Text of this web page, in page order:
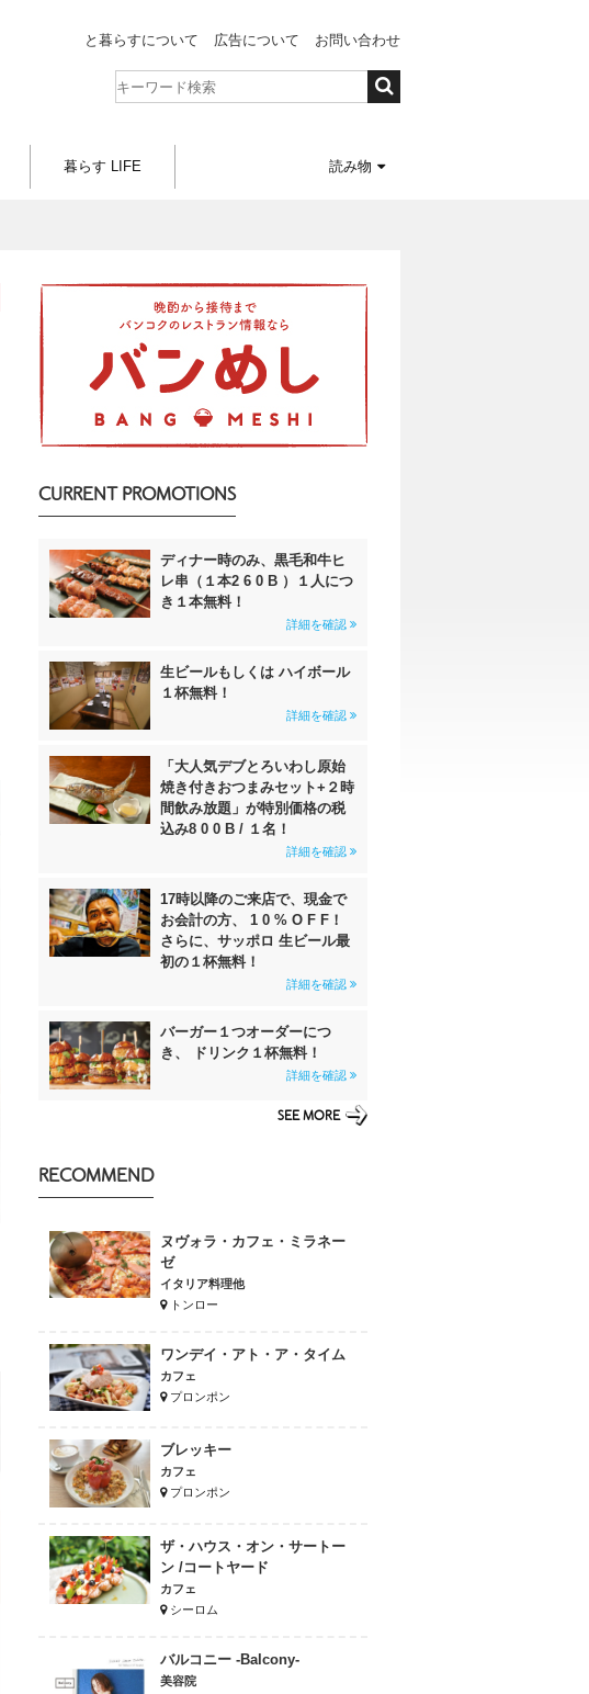
と暮らすについて 広告について お問い合わせ
暮らす LIFE 読み物
CURRENT PROMOTIONS
ディナー時のみ、黒毛和牛ヒ
レ串（１本2 6 0 B ）１人につ
き１本無料！
詳細を確認
生ビールもしくは ハイボール
１杯無料！
詳細を確認
「大人気デブとろいわし原始
焼き付きおつまみセット+２時
間飲み放題」が特別価格の税
込み8 0 0 B / １名！
詳細を確認
17時以降のご来店で、現金で
お会計の方、 1 0 % O F F！
さらに、サッポロ 生ビール最
初の１杯無料！
詳細を確認
バーガー１つオーダーにつ
き、 ドリンク１杯無料！
詳細を確認
SEE MORE
RECOMMEND
ヌヴォラ・カフェ・ミラネー
ゼ
イタリア料理他
トンロー
ワンデイ・アト・ア・タイム
カフェ
プロンポン
ブレッキー
カフェ
プロンポン
ザ・ハウス・オン・サートー
ン /コートヤード
カフェ
シーロム
バルコニー -Balcony-
美容院